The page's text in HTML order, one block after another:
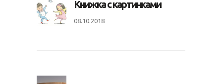
Книжка с картинками
08.10.2018